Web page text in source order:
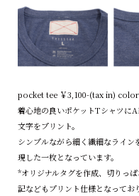
pocket tee ￥3,100-(tax in)
着心地の良いポケットTシャツ
文字をプリント。
シンプルながら細く繊細なライ
現した一枚となっています。
*オリジナルタグを作成、切りっ
記などもプリント仕様となってお